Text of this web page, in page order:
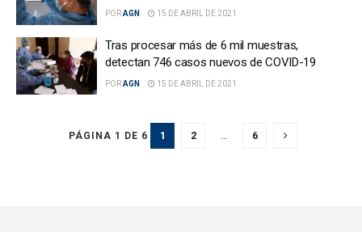
PORAGN 15 DE ABRIL DE 2021
Tras procesar más de 6 mil muestras,
detectan 746 casos nuevos de COVID-19
PORAGN 15 DE ABRIL DE 2021
PÁGINA 1 DE 6 1 2 … 6